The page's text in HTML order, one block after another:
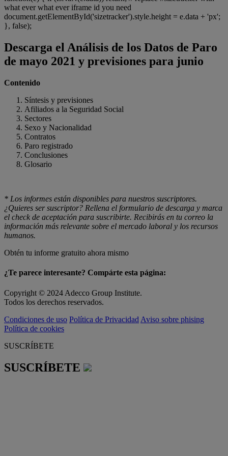
what ever what ever iframe id you need
document.getElementById('sizetracker').style.height = e.data + 'px';
}, false);
Descarga el Análisis de los Datos de Paro
de mayo 2021 y previsiones para junio
Contenido
Síntesis y previsiones
Afiliados a la Seguridad Social
Sectores
Sexo y Nacionalidad
Contratos
Paro registrado
Conclusiones
Glosario
* Los informes están disponibles para nuestros suscriptores.
¿Quieres ser suscriptor? Rellena el formulario de descarga y marca
el check de aceptación para suscribirte. Recibirás en tu correo la
información más relevante sobre el mercado laboral y los recursos
humanos.
Obtén tu informe gratuito ahora mismo
¿Te parece interesante? Compárte esta página:
Copyright © 2024 Adecco Group Institute.
Todos los derechos reservados.
Condiciones de uso Política de Privacidad Aviso sobre phising
Política de cookies
SUSCRÍBETE
SUSCRÍBETE